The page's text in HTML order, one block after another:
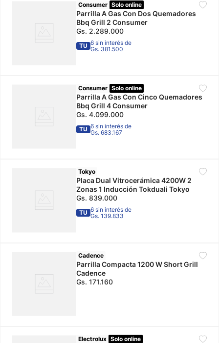
Consumer Solo online
Parrilla A Gas Con Dos Quemadores
Bbq Grill 2 Consumer
Gs. 2.289.000
TU 6 sin interés de
Gs. 381.500
Consumer Solo online
Parrilla A Gas Con Cinco Quemadores
Bbq Grill 4 Consumer
Gs. 4.099.000
TU 6 sin interés de
Gs. 683.167
Tokyo
Placa Dual Vitrocerámica 4200W 2
Zonas 1 Inducción Tokduali Tokyo
Gs. 839.000
TU 6 sin interés de
Gs. 139.833
Cadence
Parrilla Compacta 1200 W Short Grill
Cadence
Gs. 171.160
Electrolux Solo online